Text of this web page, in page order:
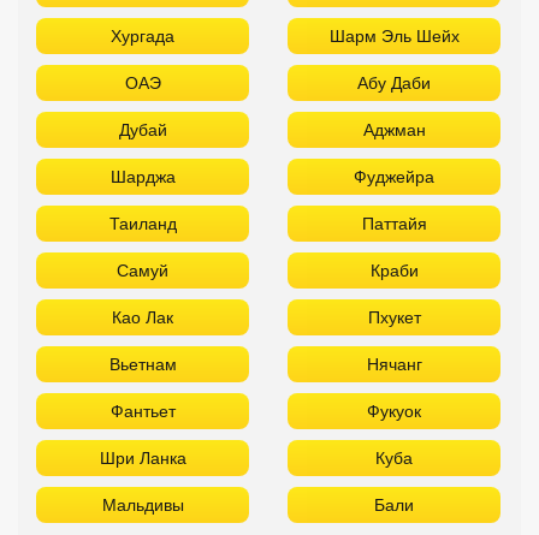
Хургада Шарм Эль Шейх
ОАЭ Абу Даби
Дубай Аджман
Шарджа Фуджейра
Таиланд Паттайя
Самуй Краби
Као Лак Пхукет
Вьетнам Нячанг
Фантьет Фукуок
Шри Ланка Куба
Мальдивы Бали